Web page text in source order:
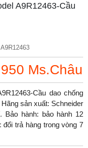
A9R12463-Cầu
Ms.Châu
Cầu dao chống
sản xuất: Schneider
Bảo hành: bảo hành 12
trả hàng trong vòng 7